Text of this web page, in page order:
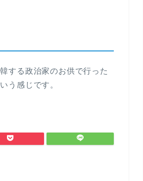
する政治家のお供で行った
う感じです。